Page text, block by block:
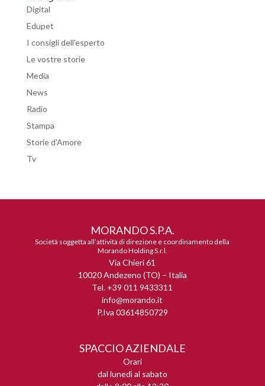
Digital
Edupet
I consigli dell'esperto
Le vostre storie
Media
News
Radio
Stampa
Storie d'Amore
Tv
MORANDO S.P.A.
Società soggetta all’attività di direzione e coordinamento della
Morando Holding S.r.l.
Via Chieri 61
10020 Andezeno (TO) – Italia
Tel. +39 011 9433311
info@morando.it
P.Iva 03614850729
SPACCIO AZIENDALE
Orari
dal lunedì al sabato